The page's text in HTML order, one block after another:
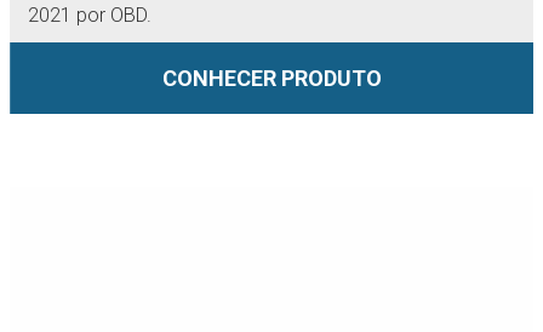
2021 por OBD.
CONHECER PRODUTO